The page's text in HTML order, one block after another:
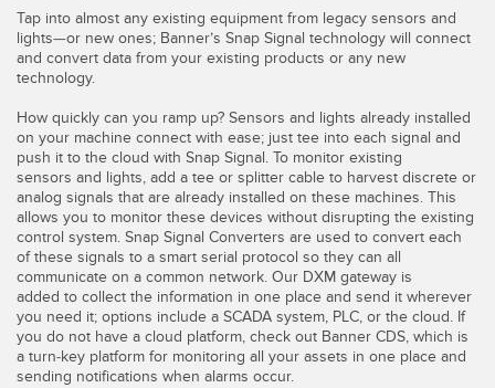
Fibres optiques
Fourches optiques et capteurs d'étiquettes
Capteurs de repères, de couleurs et de luminescence
Capteurs d’aide au choix
Capteurs de température
Capteurs de détection de zone
Capteurs de surveillance des conditions
Capteurs de surveillance des conditions sans fil
Capteurs de vibrations
Surveillance des conditions : maintenance prédictive et
préventive
Surveillance des machines/Efficacité globale de l'équipement
Télésurveillance
LIENS CONNEXES
Washdown
IO-Link
Tap into almost any existing equipment from legacy sensors and
lights—or new ones; Banner’s Snap Signal technology will connect
and convert data from your existing products or any new
technology.
How quickly can you ramp up? Sensors and lights already installed
on your machine connect with ease; just tee into each signal and
push it to the cloud with Snap Signal. To monitor existing
sensors and lights, add a tee or splitter cable to harvest discrete or
analog signals that are already installed on these machines. This
allows you to monitor these devices without disrupting the existing
control system. Snap Signal Converters are used to convert each
of these signals to a smart serial protocol so they can all
communicate on a common network. Our DXM gateway is
added to collect the information in one place and send it wherever
you need it; options include a SCADA system, PLC, or the cloud. If
you do not have a cloud platform, check out Banner CDS, which is
a turn-key platform for monitoring all your assets in one place and
sending notifications when alarms occur.